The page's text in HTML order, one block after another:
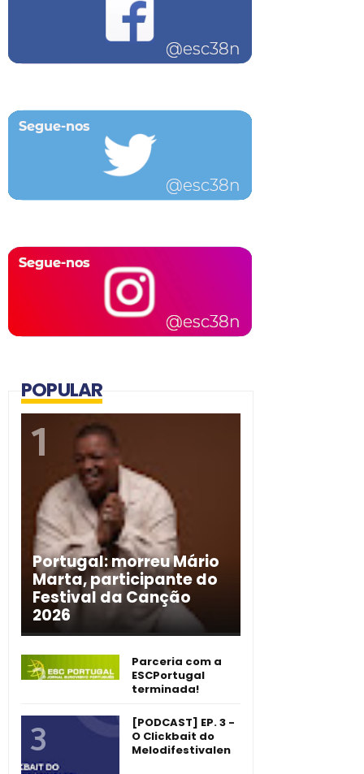
POPULAR
Portugal: morreu Mário
Marta, participante do
Festival da Canção
2026
Parceria com a
ESCPortugal
terminada!
[PODCAST] EP. 3 -
O Clickbait do
Melodifestivalen